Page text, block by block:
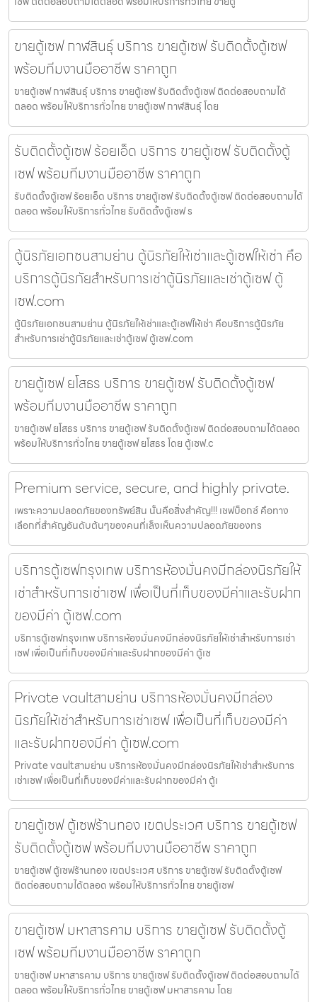
ขายตู้เซฟ กาฬสินธุ์ บริการ ขายตู้เซฟ รับติดตั้งตู้เซฟ
พร้อมทีมงานมืออาชีพ ราคาถูก
ขายตู้เซฟ กาฬสินธุ์ บริการ ขายตู้เซฟ รับติดตั้งตู้เซฟ ติดต่อสอบถามได้
ตลอด พร้อมให้บริการทั่วไทย ขายตู้เซฟ กาฬสินธุ์ โดย
รับติดตั้งตู้เซฟ ร้อยเอ็ด บริการ ขายตู้เซฟ รับติดตั้งตู้
เซฟ พร้อมทีมงานมืออาชีพ ราคาถูก
รับติดตั้งตู้เซฟ ร้อยเอ็ด บริการ ขายตู้เซฟ รับติดตั้งตู้เซฟ ติดต่อสอบถามได้
ตลอด พร้อมให้บริการทั่วไทย รับติดตั้งตู้เซฟ ร
ตู้นิรภัยเอกชนสามย่าน ตู้นิรภัยให้เช่าและตู้เซฟให้เช่า คือ
บริการตู้นิรภัยสำหรับการเช่าตู้นิรภัยและเช่าตู้เซฟ ตู้
เซฟ.com
ตู้นิรภัยเอกชนสามย่าน ตู้นิรภัยให้เช่าและตู้เซฟให้เช่า คือบริการตู้นิรภัย
สำหรับการเช่าตู้นิรภัยและเช่าตู้เซฟ ตู้เซฟ.com
ขายตู้เซฟ ยโสธร บริการ ขายตู้เซฟ รับติดตั้งตู้เซฟ
พร้อมทีมงานมืออาชีพ ราคาถูก
ขายตู้เซฟ ยโสธร บริการ ขายตู้เซฟ รับติดตั้งตู้เซฟ ติดต่อสอบถามได้ตลอด
พร้อมให้บริการทั่วไทย ขายตู้เซฟ ยโสธร โดย ตู้เซฟ.c
Premium service, secure, and highly private.
เพราะความปลอดภัยของทรัพย์สิน นั้นคือสิ่งสำคัญ!!! เชฟบ็อกซ์ คือทาง
เลือกที่สำคัญอันดับต้นๆของคนที่เล็งเห็นความปลอดภัยของทร
บริการตู้เซฟกรุงเทพ บริการห้องมั่นคงมีกล่องนิรภัยให้
เช่าสำหรับการเช่าเซฟ เพื่อเป็นที่เก็บของมีค่าและรับฝาก
ของมีค่า ตู้เซฟ.com
บริการตู้เซฟกรุงเทพ บริการห้องมั่นคงมีกล่องนิรภัยให้เช่าสำหรับการเช่า
เซฟ เพื่อเป็นที่เก็บของมีค่าและรับฝากของมีค่า ตู้เซ
Private vaultสามย่าน บริการห้องมั่นคงมีกล่อง
นิรภัยให้เช่าสำหรับการเช่าเซฟ เพื่อเป็นที่เก็บของมีค่า
และรับฝากของมีค่า ตู้เซฟ.com
Private vaultสามย่าน บริการห้องมั่นคงมีกล่องนิรภัยให้เช่าสำหรับการ
เช่าเซฟ เพื่อเป็นที่เก็บของมีค่าและรับฝากของมีค่า ตู้เ
ขายตู้เซฟ ตู้เซฟร้านทอง เขตประเวศ บริการ ขายตู้เซฟ
รับติดตั้งตู้เซฟ พร้อมทีมงานมืออาชีพ ราคาถูก
ขายตู้เซฟ ตู้เซฟร้านทอง เขตประเวศ บริการ ขายตู้เซฟ รับติดตั้งตู้เซฟ
ติดต่อสอบถามได้ตลอด พร้อมให้บริการทั่วไทย ขายตู้เซฟ
ขายตู้เซฟ มหาสารคาม บริการ ขายตู้เซฟ รับติดตั้งตู้
เซฟ พร้อมทีมงานมืออาชีพ ราคาถูก
ขายตู้เซฟ มหาสารคาม บริการ ขายตู้เซฟ รับติดตั้งตู้เซฟ ติดต่อสอบถามได้
ตลอด พร้อมให้บริการทั่วไทย ขายตู้เซฟ มหาสารคาม โดย